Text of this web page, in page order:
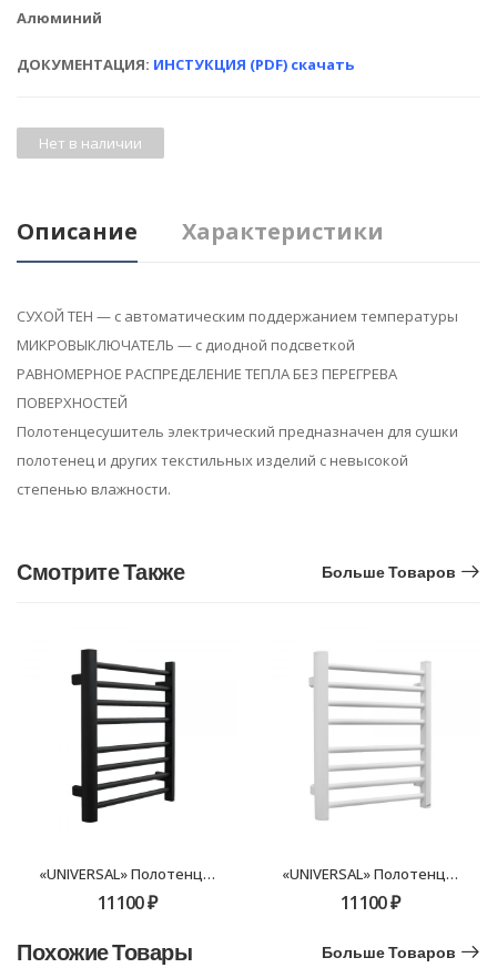
Алюминий
ДОКУМЕНТАЦИЯ: ИНСТУКЦИЯ (PDF) скачать
Нет в наличии
Описание Характеристики
СУХОЙ ТЕН — с автоматическим поддержанием температуры
МИКРОВЫКЛЮЧАТЕЛЬ — с диодной подсветкой
РАВНОМЕРНОЕ РАСПРЕДЕЛЕНИЕ ТЕПЛА БЕЗ ПЕРЕГРЕВА
ПОВЕРХНОСТЕЙ
Полотенцесушитель электрический предназначен для сушки
полотенец и других текстильных изделий с невысокой
степенью влажности.
Смотрите Также Больше Товаров
«UNIVERSAL» Полотенцесушитель электрический 600х500 FX-7200B черный
11100₽
«UNIVERSAL» Полотенцесушитель электрический 600х500 FX-7200W белый
11100₽
Похожие Товары Больше Товаров